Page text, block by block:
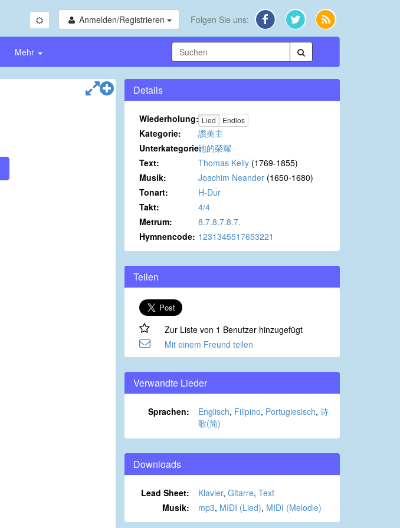
Anmelden/Registrieren Folgen Sie uns:
Mehr
Details
Wiederholung: Lied Endlos
Kategorie:
讚美主
Unterkategorie:祂的榮耀
Text:
Thomas Kelly (1769-1855)
Musik:
Joachim Neander (1650-1680)
Tonart:
H-Dur
Takt:
4/4
Metrum:
8.7.8.7.8.7.
Hymnencode: 1231345517653221
Teilen
Zur Liste von 1 Benutzer hinzugefügt
Mit einem Freund teilen
Verwandte Lieder
Sprachen: Englisch, Filipino, Portugiesisch, 诗
歌(简)
Downloads
Lead Sheet: Klavier, Gitarre, Text
Musik:
mp3, MIDI (Lied), MIDI (Melodie)